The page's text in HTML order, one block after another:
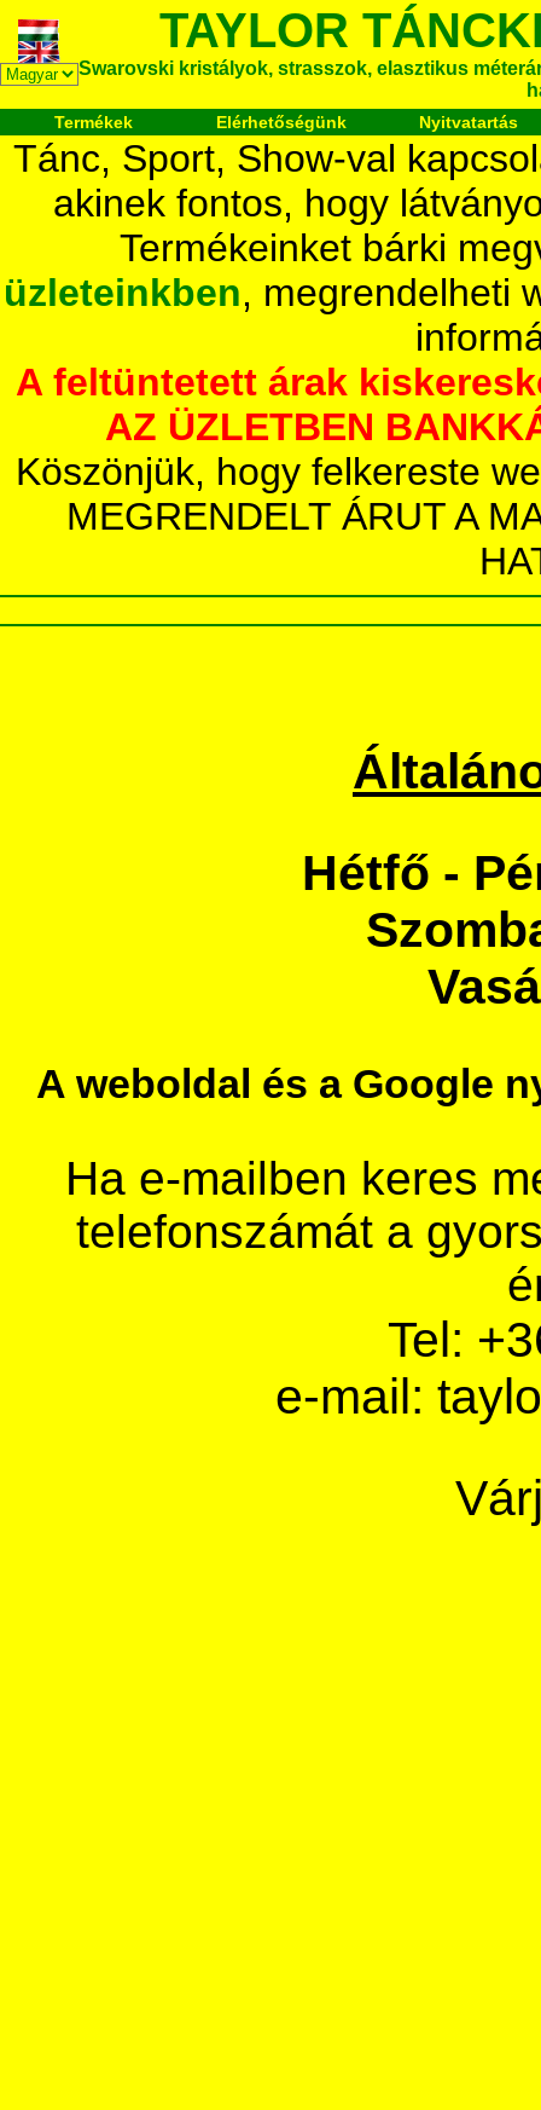
TAYLOR
Swarovski kristályok, strasszok, elasztikus
Termékek Elérhetőségünk Nyitvatartás
Tánc, Sport, Show-val
akinek fontos, hogy
Termékeinket bárki
üzleteinkben, megrendelheti
A feltüntetett árak
AZ ÜZLETBEN
Köszönjük, hogy felkereste
MEGRENDELT ÁRUT A
Hétfő -
A weboldal és a Google
Ha e-mailben keres
telefonszámát a
Tel:
e-mail: